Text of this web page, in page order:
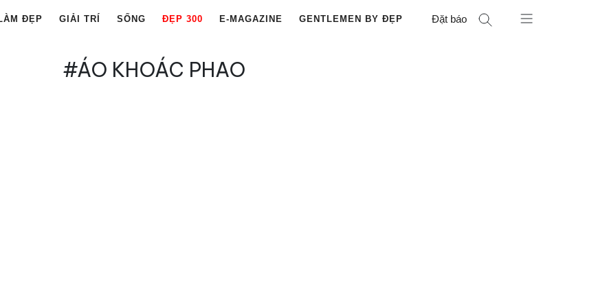
ĐẸP GIẢI TRÍ SỐNG ĐẸP 300 E-MAGAZINE GENTLEMEN BY ĐẸP Đặt báo
#ÁO KHOÁC PHAO